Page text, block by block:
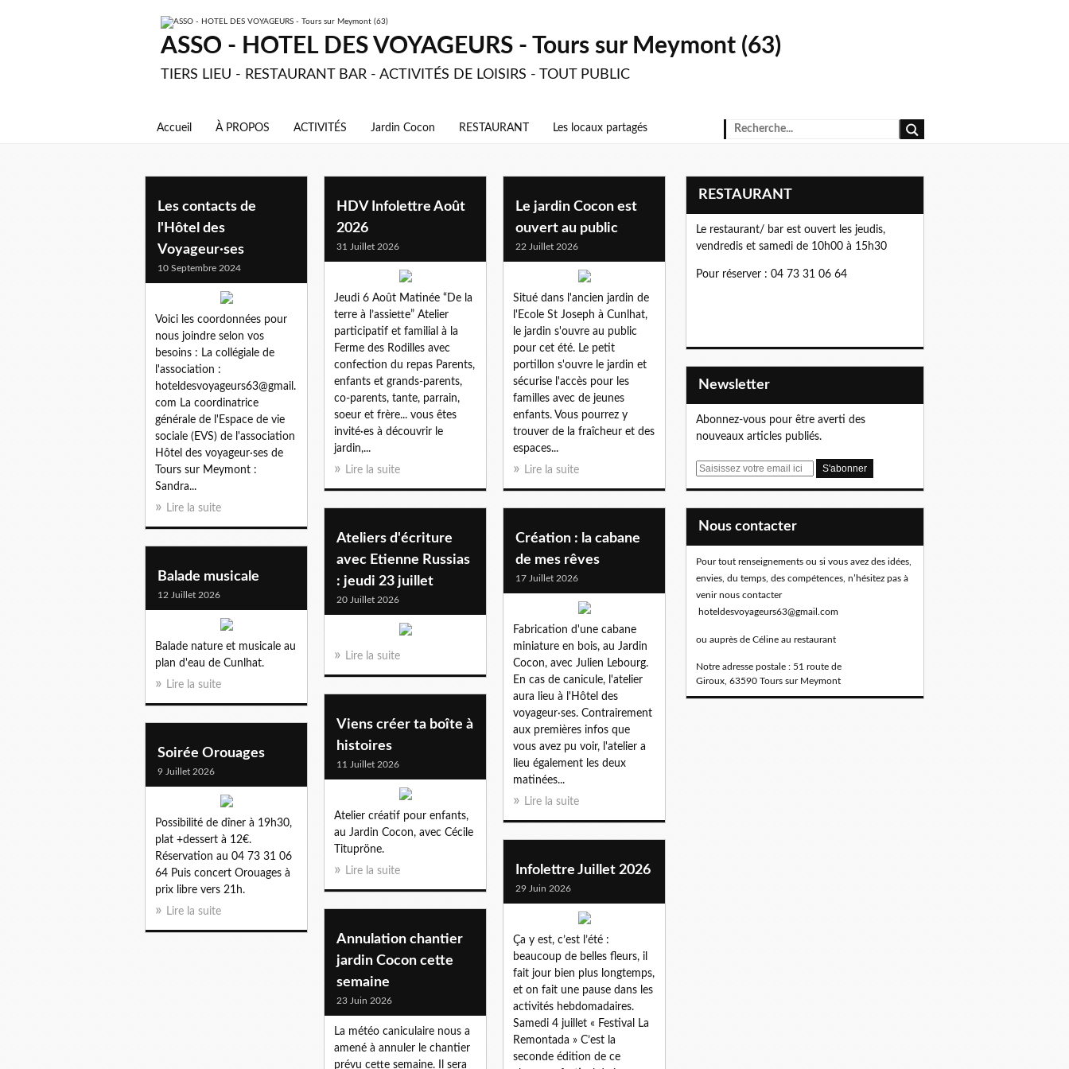
ASSO - HOTEL DES VOYAGEURS - Tours sur Meymont (63)
TIERS LIEU - RESTAURANT BAR - ACTIVITÉS DE LOISIRS - TOUT PUBLIC
Accueil À PROPOS ACTIVITÉS Jardin Cocon RESTAURANT Les locaux partagés
Les contacts de
l'Hôtel des
Voyageur·ses
10 Septembre 2024
Voici les coordonnées pour
nous joindre selon vos
besoins : La collégiale de
l'association :
hoteldesvoyageurs63@gmail.
com La coordinatrice
générale de l'Espace de vie
sociale (EVS) de l'association
Hôtel des voyageur·ses de
Tours sur Meymont :
Sandra...
Lire la suite
HDV Infolettre Août
2026
31 Juillet 2026
Jeudi 6 Août Matinée “De la
terre à l’assiette” Atelier
participatif et familial à la
Ferme des Rodilles avec
confection du repas Parents,
enfants et grands-parents,
co-parents, tante, parrain,
soeur et frère... vous êtes
invité·es à découvrir le
jardin,...
Lire la suite
Le jardin Cocon est
ouvert au public
22 Juillet 2026
Situé dans l'ancien jardin de
l'Ecole St Joseph à Cunlhat,
le jardin s'ouvre au public
pour cet été. Le petit
portillon s'ouvre le jardin et
sécurise l'accès pour les
familles avec de jeunes
enfants. Vous pourrez y
trouver de la fraîcheur et des
espaces...
Lire la suite
Ateliers d'écriture
avec Etienne Russias
: jeudi 23 juillet
20 Juillet 2026
Lire la suite
Création : la cabane
de mes rêves
17 Juillet 2026
Fabrication d'une cabane
miniature en bois, au Jardin
Cocon, avec Julien Lebourg.
En cas de canicule, l'atelier
aura lieu à l'Hôtel des
voyageur·ses. Contrairement
aux premières infos que
vous avez pu voir, l'atelier a
lieu également les deux
matinées...
Lire la suite
Balade musicale
12 Juillet 2026
Balade nature et musicale au
plan d'eau de Cunlhat.
Lire la suite
Viens créer ta boîte à
histoires
11 Juillet 2026
Atelier créatif pour enfants,
au Jardin Cocon, avec Cécile
Titupröne.
Lire la suite
Soirée Orouages
9 Juillet 2026
Possibilité de dîner à 19h30,
plat +dessert à 12€.
Réservation au 04 73 31 06
64 Puis concert Orouages à
prix libre vers 21h.
Lire la suite
Infolettre Juillet 2026
29 Juin 2026
Ça y est, c’est l’été :
beaucoup de belles fleurs, il
fait jour bien plus longtemps,
et on fait une pause dans les
activités hebdomadaires.
Samedi 4 juillet « Festival La
Remontada » C’est la
seconde édition de ce
Annulation chantier
jardin Cocon cette
semaine
23 Juin 2026
La météo caniculaire nous a
amené à annuler le chantier
prévu cette semaine. Il sera
RESTAURANT
Le restaurant/ bar est ouvert les jeudis,
vendredis et samedi de 10h00 à 15h30
Pour réserver : 04 73 31 06 64
Newsletter
Abonnez-vous pour être averti des
nouveaux articles publiés.
E
Nous contacter
Pour tout renseignements ou si vous avez des idées,
envies, du temps, des compétences, n’hésitez pas à
venir nous contacter
hoteldesvoyageurs63@gmail.com
ou auprès de Céline au restaurant
Notre adresse postale : 51 route de
Giroux, 63590 Tours sur Meymont